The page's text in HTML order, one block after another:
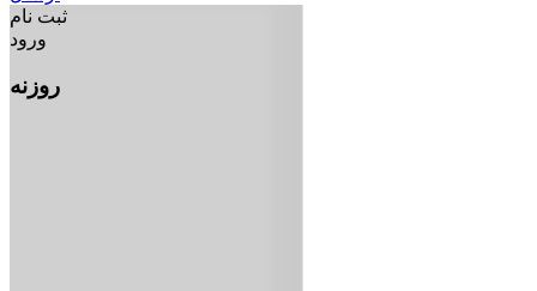
ثبت نام
ورود
روزنه